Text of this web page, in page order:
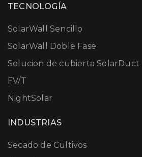
TECNOLOGÍA
SolarWall Sencillo
SolarWall Doble Fase
Solucion de cubierta SolarDuct
FV/T
NightSolar
INDUSTRIAS
Secado de Cultivos